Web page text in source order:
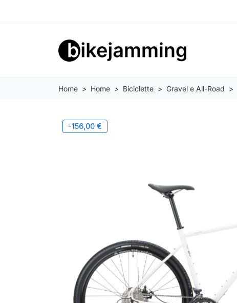
Home Home Biciclette Gravel e All-Road
-156,00 €